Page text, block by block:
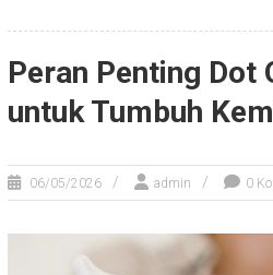
Peran Penting Dot
untuk Tumbuh
06/05/2026 admin 0